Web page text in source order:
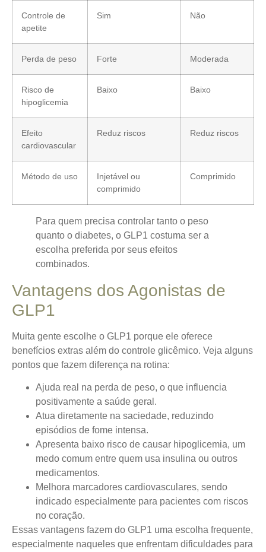
Controle de
apetite
Sim Não
Perda de peso Forte Moderada
Risco de
hipoglicemia
Baixo Baixo
Efeito
cardiovascular
Reduz riscos Reduz riscos
Método de uso
Injetável ou
comprimido
Comprimido
Para quem precisa controlar tanto o peso
quanto o diabetes, o GLP1 costuma ser a
escolha preferida por seus efeitos
combinados.
Vantagens dos Agonistas de
GLP1
Muita gente escolhe o GLP1 porque ele oferece
benefícios extras além do controle glicêmico. Veja alguns
pontos que fazem diferença na rotina:
Ajuda real na perda de peso, o que influencia
positivamente a saúde geral.
Atua diretamente na saciedade, reduzindo
episódios de fome intensa.
Apresenta baixo risco de causar hipoglicemia, um
medo comum entre quem usa insulina ou outros
medicamentos.
Melhora marcadores cardiovasculares, sendo
indicado especialmente para pacientes com riscos
no coração.
Essas vantagens fazem do GLP1 uma escolha frequente,
especialmente naqueles que enfrentam dificuldades para